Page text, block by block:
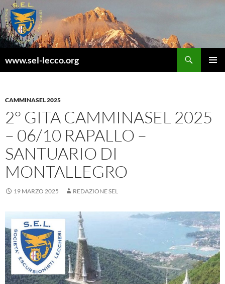
Vai
al
contenuto
www.sel-lecco.org
CAMMINASEL 2025
2° GITA CAMMINASEL 2025
– 06/10 RAPALLO –
SANTUARIO DI
MONTALLEGRO
19 MARZO 2025 REDAZIONE SEL